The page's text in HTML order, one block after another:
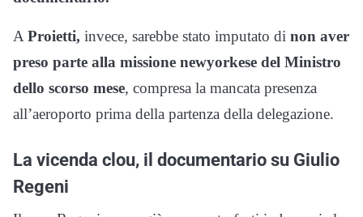
A Proietti, invece, sarebbe stato imputato di non aver
preso parte alla missione newyorkese del Ministro
dello scorso mese, compresa la mancata presenza
all’aeroporto prima della partenza della delegazione.
La vicenda clou, il documentario su Giulio
Regeni